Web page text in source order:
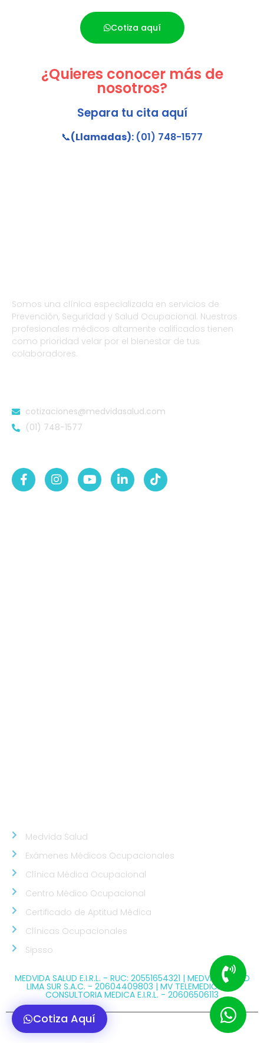
Cotiza aquí
¿Quieres conocer más de
nosotros?
Separa tu cita aquí
📞(Llamadas): (01) 748-1577
Somos una clínica especializada en servicios de
Prevención, Seguridad y Salud Ocupacional. Nuestros
profesionales médicos altamente calificados tienen
como prioridad velar por el bienestar de tus
colaboradores.
cotizaciones@medvidasalud.com
(01) 748-1577
Medvida Salud
Exámenes Médicos Ocupacionales
Clínica Médica Ocupacional
Centro Médico Ocupacional
Certificado de Aptitud Médica
Clínicas Ocupacionales
Sipsso
MEDVIDA SALUD E.I.R.L. - RUC: 20551654321 | MEDVIDA SALUD
LIMA SUR S.A.C. - 20604409803 | MV TELEMEDICINA Y
CONSULTORIA MEDICA E.I.R.L. - 20606506113
@ Copyright 2026 MEDVIDA - Todos los derechos
Cotiza Aquí